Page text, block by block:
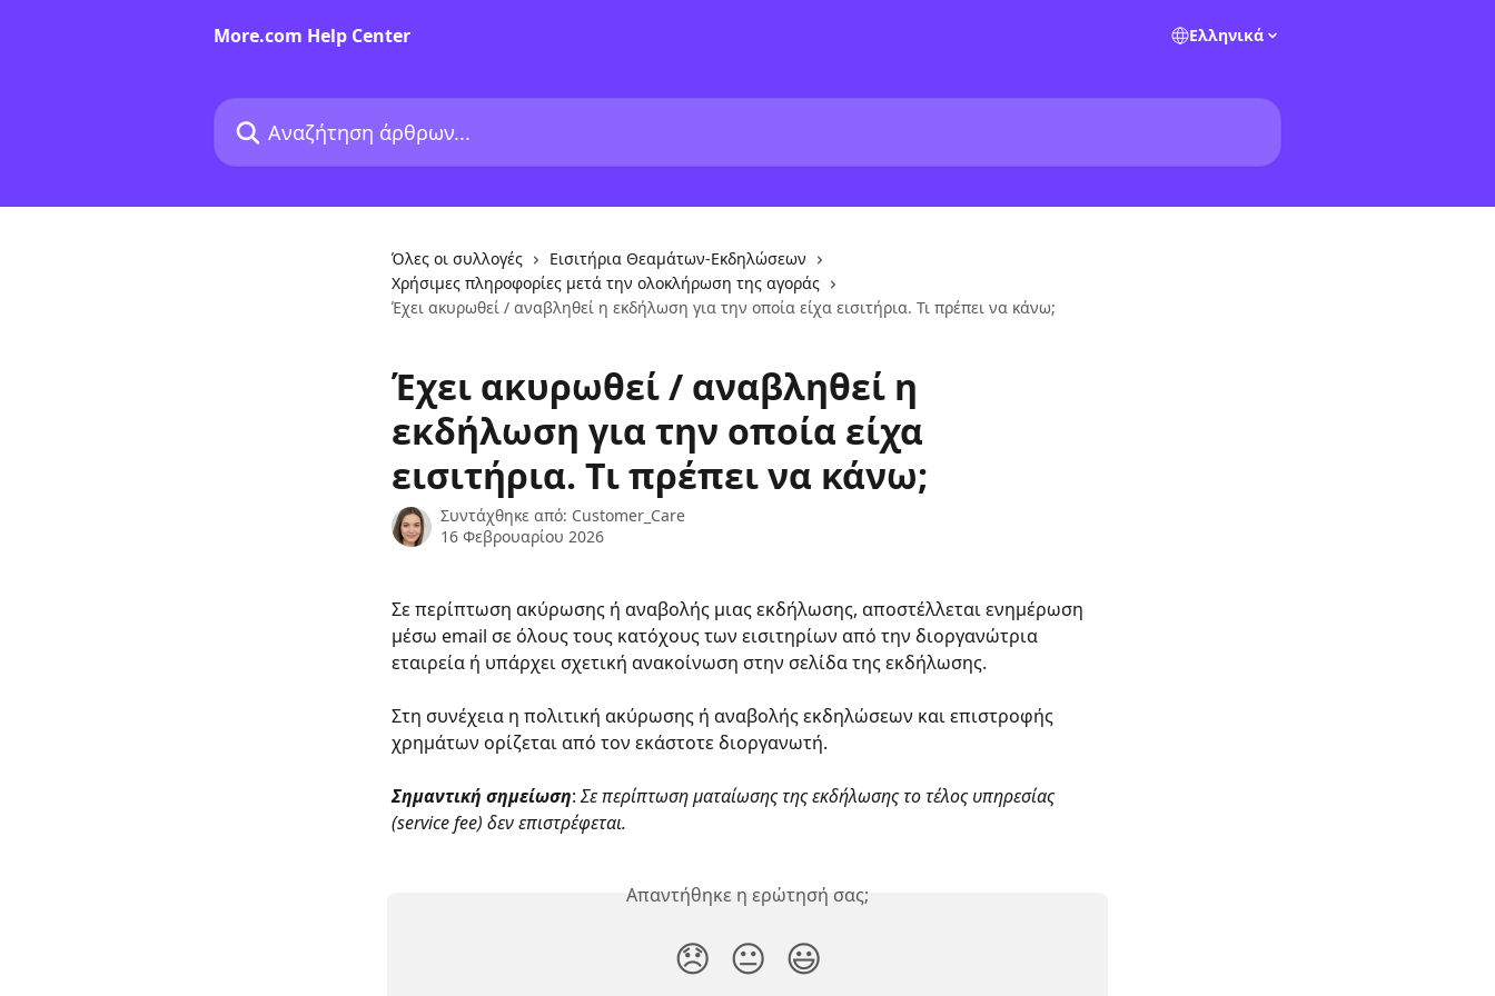
More.com Help Center
Ελληνικά
Αναζήτηση άρθρων...
Όλες οι συλλογές
Εισιτήρια Θεαμάτων-Εκδηλώσεων
Χρήσιμες πληροφορίες μετά την ολοκλήρωση της αγοράς
Έχει ακυρωθεί / αναβληθεί η εκδήλωση για την οποία είχα εισιτήρια. Τι πρέπει να κάνω;
Έχει ακυρωθεί / αναβληθεί η
εκδήλωση για την οποία είχα
εισιτήρια. Τι πρέπει να κάνω;
Συντάχθηκε από: Customer_Care
16 Φεβρουαρίου 2026
Σε περίπτωση ακύρωσης ή αναβολής μιας εκδήλωσης, αποστέλλεται ενημέρωση
μέσω email σε όλους τους κατόχους των εισιτηρίων από την διοργανώτρια
εταιρεία ή υπάρχει σχετική ανακοίνωση στην σελίδα της εκδήλωσης.
Στη συνέχεια η πολιτική ακύρωσης ή αναβολής εκδηλώσεων και επιστροφής
χρημάτων ορίζεται από τον εκάστοτε διοργανωτή.
Σημαντική σημείωση: Σε περίπτωση ματαίωσης της εκδήλωσης το τέλος υπηρεσίας
(service fee) δεν επιστρέφεται.
Απαντήθηκε η ερώτησή σας;
😞 😐 😃